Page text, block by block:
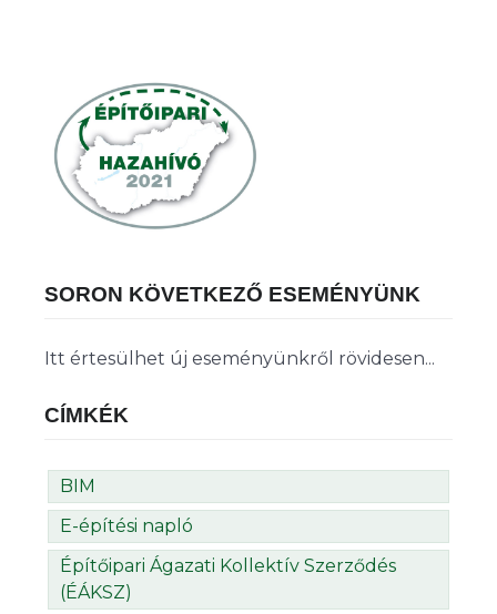
SORON KÖVETKEZŐ ESEMÉNYÜNK
Itt értesülhet új eseményünkről rövidesen...
CÍMKÉK
BIM
E-építési napló
Építőipari Ágazati Kollektív Szerződés
(ÉÁKSZ)